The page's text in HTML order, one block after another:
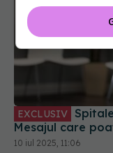
EXCLUSIV
Mesajul care
10 iul 2025, 11:06